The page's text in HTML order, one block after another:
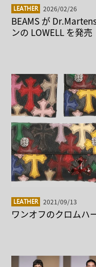
LEATHER 2026/02/26
BEAMS が
ンの LOWELL を発売
LEATHER 2021/09/13
ワンオフのクロムハ